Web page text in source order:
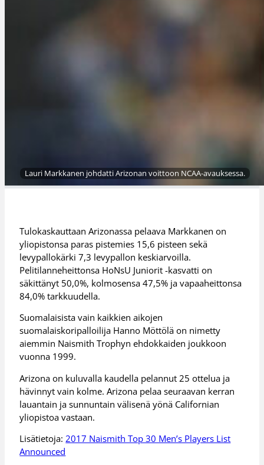
Lauri Markkanen johdatti Arizonan voittoon NCAA-avauksessa.
Tulokaskauttaan Arizonassa pelaava Markkanen on
yliopistonsa paras pistemies 15,6 pisteen sekä
levypallokärki 7,3 levypallon keskiarvoilla.
Pelitilanneheittonsa HoNsU Juniorit -kasvatti on
säkittänyt 50,0%, kolmosensa 47,5% ja vapaaheittonsa
84,0% tarkkuudella.
Suomalaisista vain kaikkien aikojen
suomalaiskoripalloilija Hanno Möttölä on nimetty
aiemmin Naismith Trophyn ehdokkaiden joukkoon
vuonna 1999.
Arizona on kuluvalla kaudella pelannut 25 ottelua ja
hävinnyt vain kolme. Arizona pelaa seuraavan kerran
lauantain ja sunnuntain välisenä yönä Californian
yliopistoa vastaan.
Lisätietoja:2017 Naismith Top 30 Men’s Players List
Announced